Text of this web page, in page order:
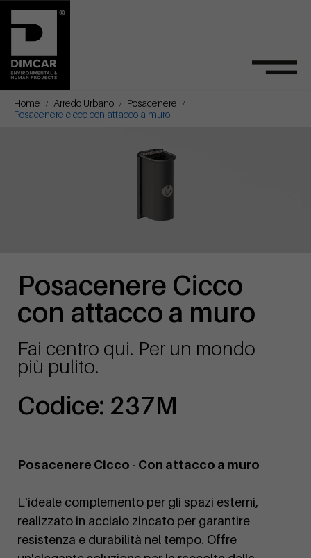
Home Arredo Urbano
Posacenere
Posacenere cicco con attacco a muro
Posacenere Cicco
con attacco a muro
Fai centro qui. Per un mondo
più pulito.
Codice: 237M
Posacenere Cicco - Con attacco a muro
L'ideale complemento per gli spazi esterni,
realizzato in acciaio zincato per garantire
resistenza e durabilità nel tempo. Offre